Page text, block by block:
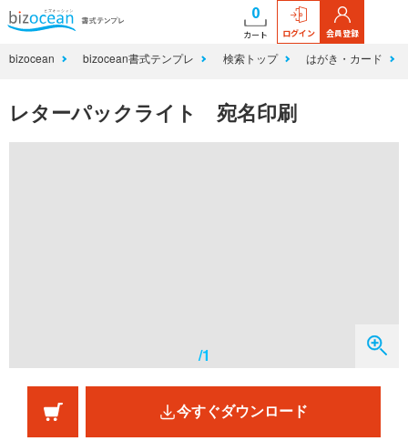
0
カート ログイン 会員登録
bizocean bizocean書式テンプレ 検索トップ はがき・カード
レターパックライト 宛名印刷
/1
今すぐダウンロード